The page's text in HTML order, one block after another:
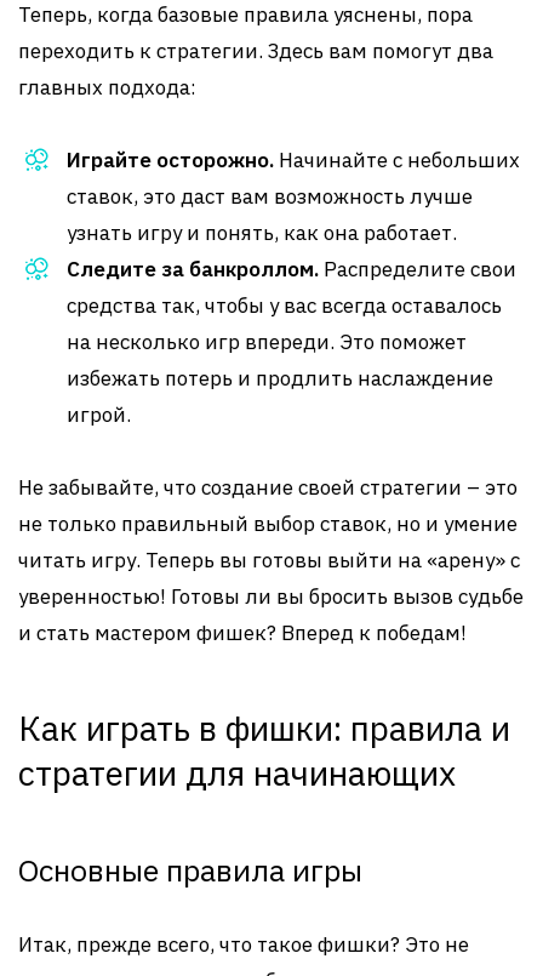
Теперь, когда базовые правила уяснены, пора
переходить к стратегии. Здесь вам помогут два
главных подхода:
Играйте осторожно. Начинайте с небольших
ставок, это даст вам возможность лучше
узнать игру и понять, как она работает.
Следите за банкроллом. Распределите свои
средства так, чтобы у вас всегда оставалось
на несколько игр впереди. Это поможет
избежать потерь и продлить наслаждение
игрой.
Не забывайте, что создание своей стратегии – это
не только правильный выбор ставок, но и умение
читать игру. Теперь вы готовы выйти на «арену» с
уверенностью! Готовы ли вы бросить вызов судьбе
и стать мастером фишек? Вперед к победам!
Как играть в фишки: правила и
стратегии для начинающих
Основные правила игры
Итак, прежде всего, что такое фишки? Это не